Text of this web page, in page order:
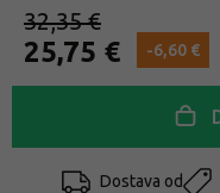
25,75 € -6,60 €
32,35 €
Dostava od